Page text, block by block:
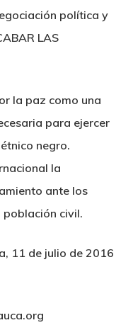
política y
LAS
la paz como una
para ejercer
negro.
la
ante los
civil.
11 de julio de 2016